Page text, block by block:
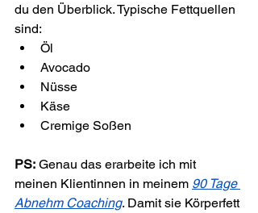
du den Überblick. Typische Fettquellen
sind:
Öl
Avocado
Nüsse
Käse
Cremige Soßen
PS: Genau das erarbeite ich mit
meinen Klientinnen in meinem 90 Tage
Abnehm Coaching. Damit sie Körperfett